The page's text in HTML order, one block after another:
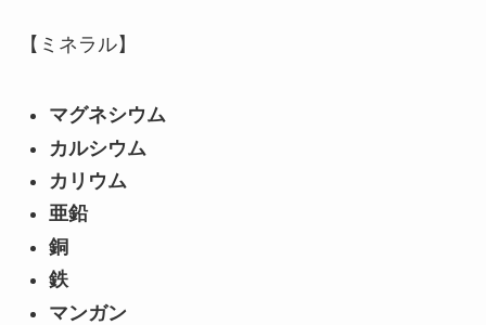
【ミネラル】
マグネシウム
カルシウム
カリウム
亜鉛
銅
鉄
マンガン